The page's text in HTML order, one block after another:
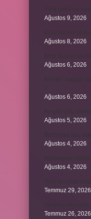
Ağustos 9, 2026
Ağustos 8, 2026
Ağustos 6, 2026
Ağustos 6, 2026
Ağustos 5, 2026
Ağustos 4, 2026
Ağustos 4, 2026
Temmuz 29, 2026
Temmuz 26, 2026